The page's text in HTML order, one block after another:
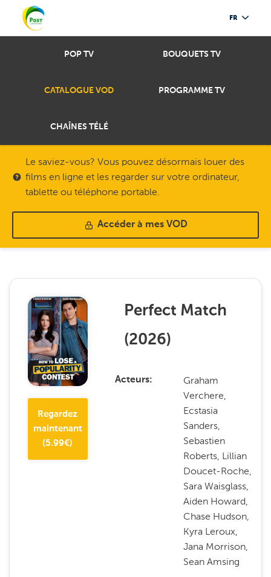
FR
POP TV BOUQUETS TV
CATALOGUE VOD PROGRAMME TV
CHAÎNES TÉLÉ
Le saviez-vous? Vous pouvez désormais louer des
films en ligne et les regarder sur votre ordinateur,
tablette ou téléphone portable.
Accéder à mes VOD
Regardez
maintenant
(5.99€)
Perfect Match
(2026)
Acteurs
Graham
Verchere,
Ecstasia
Sanders,
Sebastien
Roberts, Lillian
Doucet-Roche,
Sara Waisglass,
Aiden Howard,
Chase Hudson,
Kyra Leroux,
Jana Morrison,
Sean Amsing